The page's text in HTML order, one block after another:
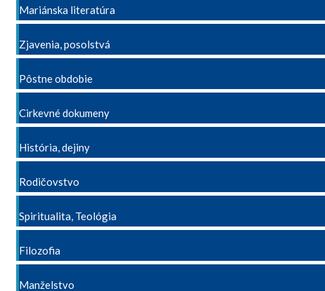
Mariánska literatúra
Zjavenia, posolstvá
Pôstne obdobie
Cirkevné dokumeny
História, dejiny
Rodičovstvo
Spiritualita, Teológia
Filozofia
Manželstvo